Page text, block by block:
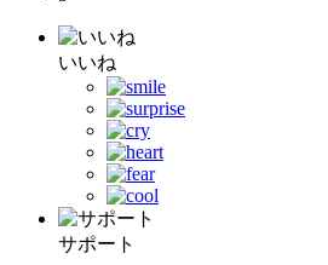
いいね
サポート